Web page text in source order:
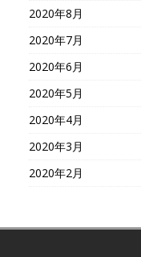
2020年8月
2020年7月
2020年6月
2020年5月
2020年4月
2020年3月
2020年2月